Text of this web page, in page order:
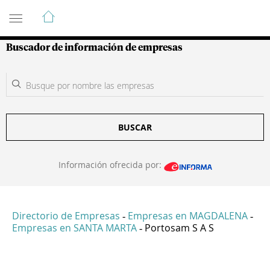
Guía de Empresas Colombianas
Buscador de información de empresas
BUSCAR
Información ofrecida por:
Directorio de Empresas - Empresas en MAGDALENA -
Empresas en SANTA MARTA - Portosam S A S